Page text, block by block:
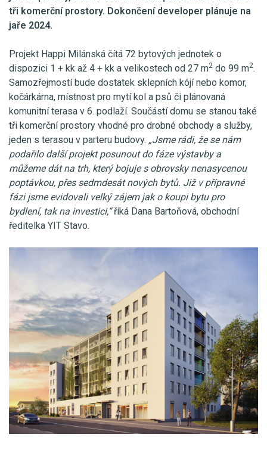
tři komerční prostory. Dokončení developer plánuje na
jaře 2024.
Projekt Happi Milánská čítá 72 bytových jednotek o
dispozici 1 + kk až 4 + kk a velikostech od 27 m2 do 99 m2.
Samozřejmostí bude dostatek sklepních kójí nebo komor,
kočárkárna, místnost pro mytí kol a psů či plánovaná
komunitní terasa v 6. podlaží. Součástí domu se stanou také
tři komerční prostory vhodné pro drobné obchody a služby,
jeden s terasou v parteru budovy. „Jsme rádi, že se nám
podařilo další projekt posunout do fáze výstavby a
můžeme dát na trh, který bojuje s obrovsky nenasycenou
poptávkou, přes sedmdesát nových bytů. Již v přípravné
fázi jsme evidovali velký zájem jak o koupi bytu pro
bydlení, tak na investici,“říká Dana Bartoňová, obchodní
ředitelka YIT Stavo.